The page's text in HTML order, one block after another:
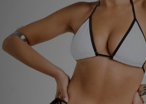
Sports
Merken
Vind een winkel